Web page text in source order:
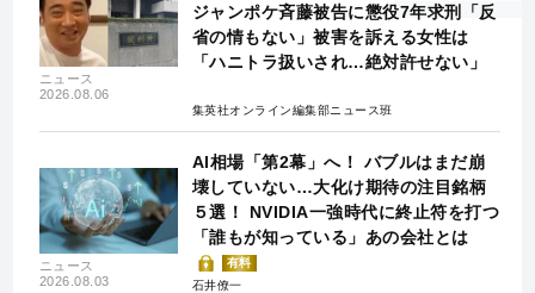
ニュース
2026.08.06
ジャンポケ斉藤被告に懲役7年求刑「反
省の情もない」被害を訴える女性は
「ハニトラ扱いされ…絶対許せない」
集英社オンライン編集部ニュース班
ニュース
2026.08.03
AI相場「第2幕」へ！ バブルはまだ崩
壊していない…大化け期待の注目銘柄
５選！ NVIDIA一強時代に終止符を打つ
「誰もが知っている」あの会社とは
有料
石井僚一